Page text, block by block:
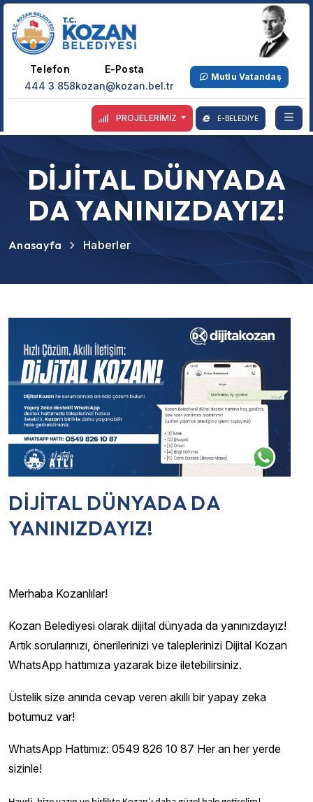
Telefon
444 3 858
E-Posta
kozan@kozan.bel.tr
Mutlu Vatandaş
PROJELERİMİZ E-BELEDİYE
DİJİTAL DÜNYADA
DA YANINIZDAYIZ!
Anasayfa Haberler
DİJİTAL DÜNYADA DA
YANINIZDAYIZ!
Merhaba Kozanlılar!
Kozan Belediyesi olarak dijital dünyada da yanınızdayız!
Artık sorularınızı, önerilerinizi ve taleplerinizi Dijital Kozan
WhatsApp hattımıza yazarak bize iletebilirsiniz.
Üstelik size anında cevap veren akıllı bir yapay zeka
botumuz var!
WhatsApp Hattımız: 0549 826 10 87 Her an her yerde
sizinle!